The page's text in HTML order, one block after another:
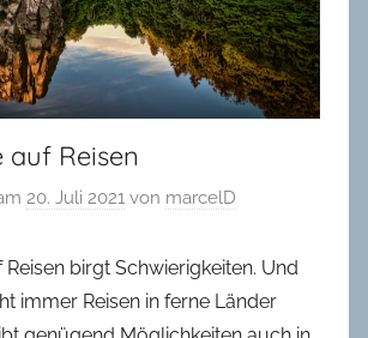
auf Reisen
20. Juli 2021 von marcelD
birgt Schwierigkeiten. Und
immer Reisen in ferne Länder